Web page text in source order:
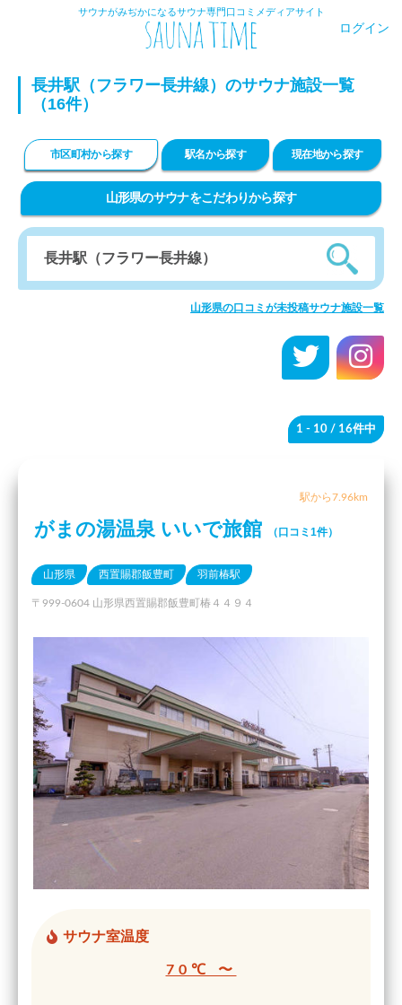
サウナがみぢかになるサウナ専門口コミメディアサイト
ログイン
長井駅（フラワー長井線）のサウナ施設一覧
（16件）
市区町村から探す 駅名から探す 現在地から探す
山形県のサウナをこだわりから探す
山形県の口コミが未投稿サウナ施設一覧
1 - 10 / 16件中
駅から7.96km
がまの湯温泉 いいで旅館 （口コミ1件）
山形県 西置賜郡飯豊町 羽前椿駅
〒999-0604 山形県西置賜郡飯豊町椿４４９４
サウナ室温度
70℃ 〜